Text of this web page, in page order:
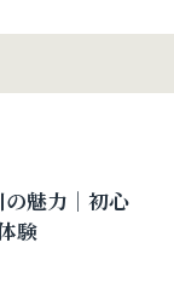
魅力｜初心
験